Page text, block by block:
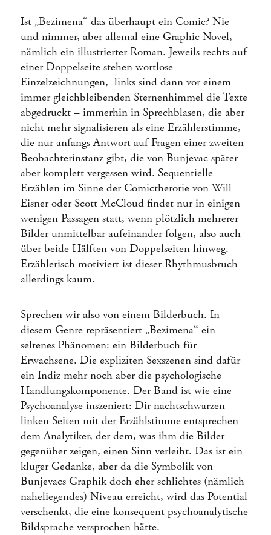
Ist „Bezimena“ das überhaupt ein Comic? Nie
und nimmer, aber allemal eine Graphic Novel,
nämlich ein illustrierter Roman. Jeweils rechts auf
einer Doppelseite stehen wortlose
Einzelzeichnungen, links sind dann vor einem
immer gleichbleibenden Sternenhimmel die Texte
abgedruckt – immerhin in Sprechblasen, die aber
nicht mehr signalisieren als eine Erzählerstimme,
die nur anfangs Antwort auf Fragen einer zweiten
Beobachterinstanz gibt, die von Bunjevac später
aber komplett vergessen wird. Sequentielle
Erzählen im Sinne der Comictherorie von Will
Eisner oder Scott McCloud findet nur in einigen
wenigen Passagen statt, wenn plötzlich mehrerer
Bilder unmittelbar aufeinander folgen, also auch
über beide Hälften von Doppelseiten hinweg.
Erzählerisch motiviert ist dieser Rhythmusbruch
allerdings kaum.
Sprechen wir also von einem Bilderbuch. In
diesem Genre repräsentiert „Bezimena“ ein
seltenes Phänomen: ein Bilderbuch für
Erwachsene. Die expliziten Sexszenen sind dafür
ein Indiz mehr noch aber die psychologische
Handlungskomponente. Der Band ist wie eine
Psychoanalyse inszeniert: Dir nachtschwarzen
linken Seiten mit der Erzählstimme entsprechen
dem Analytiker, der dem, was ihm die Bilder
gegenüber zeigen, einen Sinn verleiht. Das ist ein
kluger Gedanke, aber da die Symbolik von
Bunjevacs Graphik doch eher schlichtes (nämlich
naheliegendes) Niveau erreicht, wird das Potential
verschenkt, die eine konsequent psychoanalytische
Bildsprache versprochen hätte.